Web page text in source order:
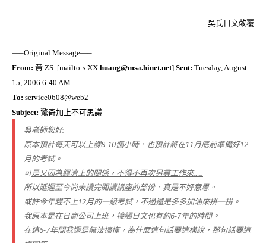
吳氏日文敬覆
—–Original Message—–
From: 黃 ZS [mailto:s XX huang@msa.hinet.net] Sent: Tuesday, August
15, 2006 6:40 AM
To: service0608@web2
Subject: 驚奇加上不可思議
吳老師您好:
原本預計每天可以上課8-10個小時，也預計將在11月底前準備好12
月的考試。
可是又因為經濟上的關係，不得不再次另尋工作來…..
所以延遲至今尚未讀完閱讀講座的部份，真是不好意思。
或許今年趕不上12月的一級考試，不過還是多多加油來拼一拼。
我原本是在日商公司上班，接觸日文也有約6-7年的時間。
在這6-7年間我還是無法搞懂，為什麼這句話要這樣說，那句話要這